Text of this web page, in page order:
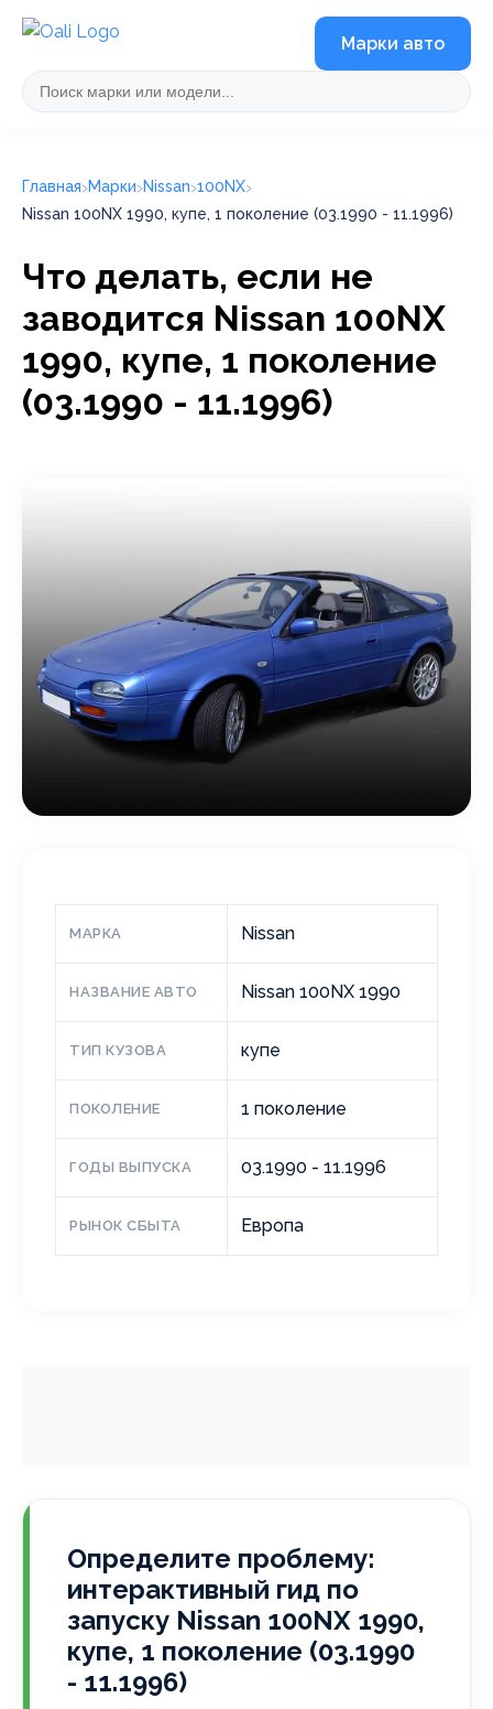
Марки авто
Главная Марки Nissan 100NX
Nissan 100NX 1990, купе, 1 поколение (03.1990 - 11.1996)
Что делать, если не
заводится Nissan 100NX
1990, купе, 1 поколение
(03.1990 - 11.1996)
МАРКА Nissan
НАЗВАНИЕ АВТО Nissan 100NX 1990
ТИП КУЗОВА купе
ПОКОЛЕНИЕ 1 поколение
ГОДЫ ВЫПУСКА 03.1990 - 11.1996
РЫНОК СБЫТА Европа
Определите проблему:
интерактивный гид по
запуску Nissan 100NX 1990,
купе, 1 поколение (03.1990
- 11.1996)